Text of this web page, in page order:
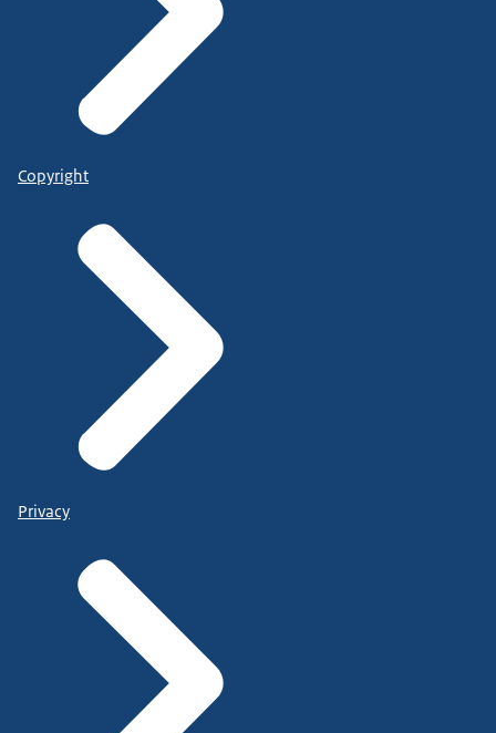
Copyright
Privacy